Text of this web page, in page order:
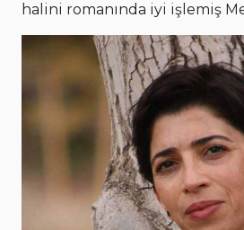
halini romanında iyi işlemiş